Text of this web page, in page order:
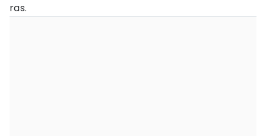
ras.